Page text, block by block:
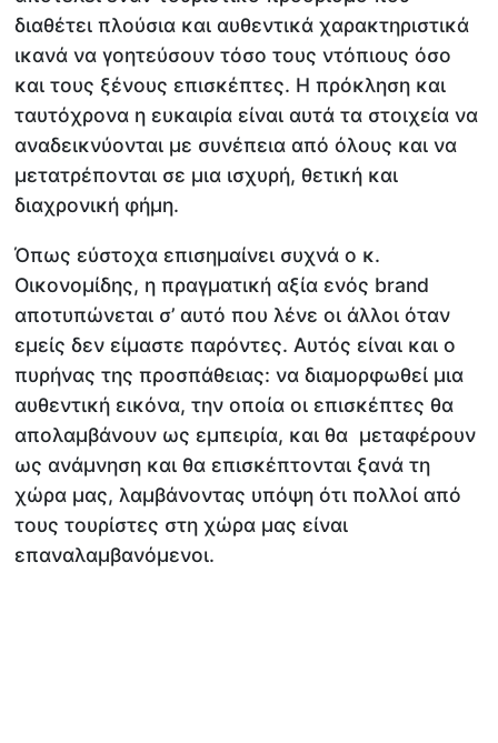
διαθέτει πλούσια και αυθεντικά χαρακτηριστικά
ικανά να γοητεύσουν τόσο τους ντόπιους όσο
και τους ξένους επισκέπτες. Η πρόκληση και
ταυτόχρονα η ευκαιρία είναι αυτά τα στοιχεία να
αναδεικνύονται με συνέπεια από όλους και να
μετατρέπονται σε μια ισχυρή, θετική και
διαχρονική φήμη.
Όπως εύστοχα επισημαίνει συχνά ο κ.
Οικονομίδης, η πραγματική αξία ενός brand
αποτυπώνεται σ’ αυτό που λένε οι άλλοι όταν
εμείς δεν είμαστε παρόντες. Αυτός είναι και ο
πυρήνας της προσπάθειας: να διαμορφωθεί μια
αυθεντική εικόνα, την οποία οι επισκέπτες θα
απολαμβάνουν ως εμπειρία, και θα μεταφέρουν
ως ανάμνηση και θα επισκέπτονται ξανά τη
χώρα μας, λαμβάνοντας υπόψη ότι πολλοί από
τους τουρίστες στη χώρα μας είναι
επαναλαμβανόμενοι.